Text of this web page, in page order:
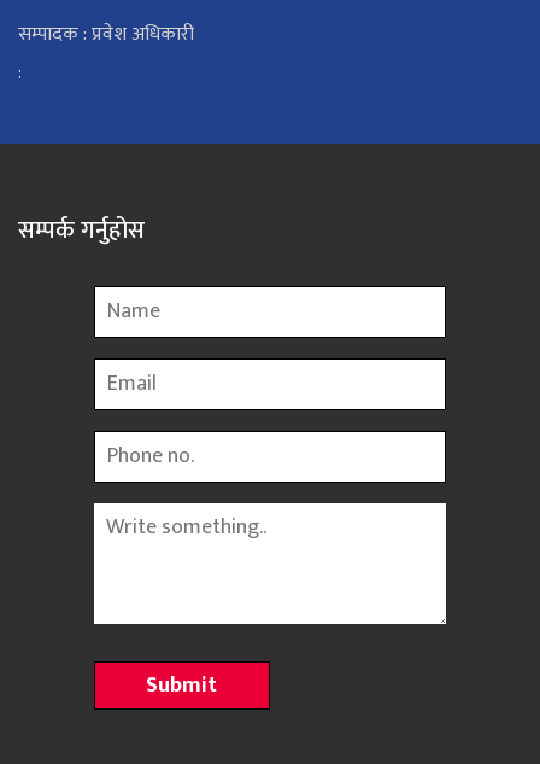
सम्पादक : प्रवेश अधिकारी
:
सम्पर्क गर्नुहोस
Name
Email
Phone
Message